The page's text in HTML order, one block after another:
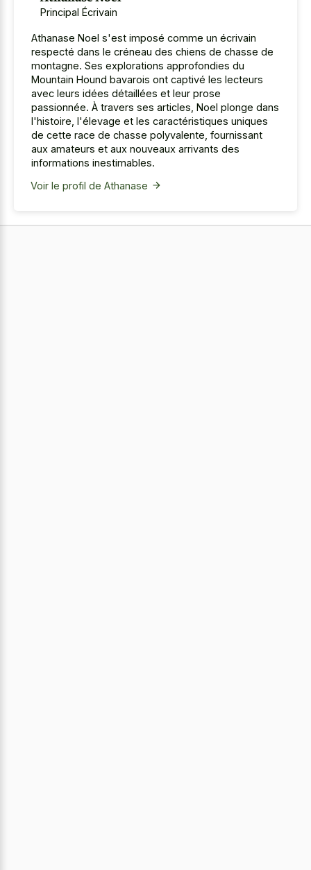
Principal Écrivain
Athanase Noel s'est imposé comme un écrivain
respecté dans le créneau des chiens de chasse de
montagne. Ses explorations approfondies du
Mountain Hound bavarois ont captivé les lecteurs
avec leurs idées détaillées et leur prose
passionnée. À travers ses articles, Noel plonge dans
l'histoire, l'élevage et les caractéristiques uniques
de cette race de chasse polyvalente, fournissant
aux amateurs et aux nouveaux arrivants des
informations inestimables.
Voir le profil de Athanase